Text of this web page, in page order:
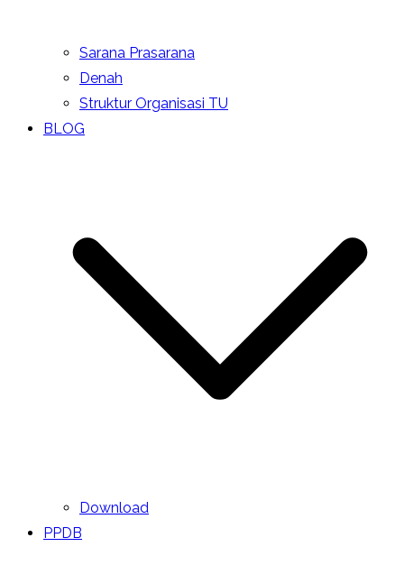
Sarana Prasarana
Denah
Struktur Organisasi TU
BLOG
Download
PPDB